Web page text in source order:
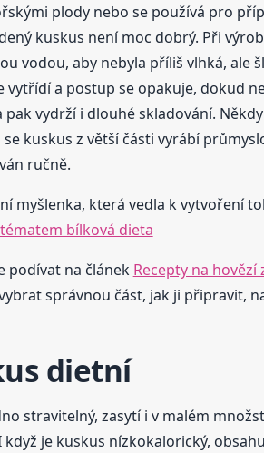
plody nebo se používá pro
kuskus není moc dobrý. Při
vodou, aby nebyla příliš vlhká, ale
vytřídí a postup se opakuje, dokud
pak vydrží i dlouhé skladování.
se kuskus z větší části vyrábí
ručně.
myšlenka, která vedla k vytvoření
bílková dieta
podívat na článek Recepty na
správnou část, jak ji připravit,
dietní
stravitelný, zasytí i v malém
když je kuskus nízkokalorický,